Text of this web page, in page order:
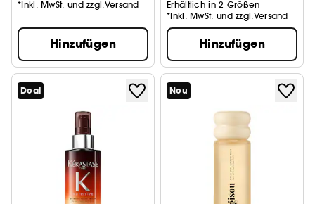
*Inkl. MwSt. und zzgl.Versand
Hinzufügen
Erhältlich in 2 Größen
*Inkl. MwSt. und zzgl.Versand
Hinzufügen
Deal Neu